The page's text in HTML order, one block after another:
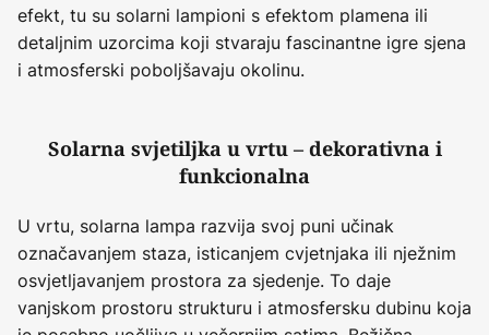
efekt, tu su solarni lampioni s efektom plamena ili
detaljnim uzorcima koji stvaraju fascinantne igre sjena
i atmosferski poboljšavaju okolinu.
Solarna svjetiljka u vrtu – dekorativna i
funkcionalna
U vrtu, solarna lampa razvija svoj puni učinak
označavanjem staza, isticanjem cvjetnjaka ili nježnim
osvjetljavanjem prostora za sjedenje. To daje
vanjskom prostoru strukturu i atmosfersku dubinu koja